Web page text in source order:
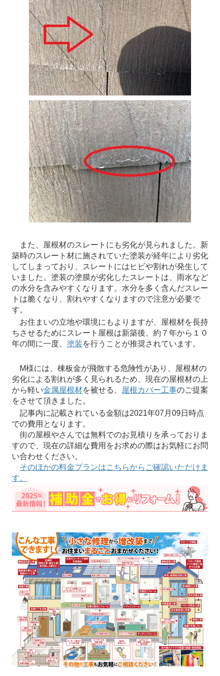
また、屋根材のスレートにも劣化が見られました。新
築時のスレート材に施されていた塗装が経年により劣化
してしまっており、スレートにはヒビや割れが発生して
いました。塗装の塗膜が劣化したスレートは、雨水など
の水分を含みやすくなります。水分を多く含んだスレー
トは脆くなり、割れやすくなりますので注意が必要で
す。
お住まいの立地や環境にもよりますが、屋根材を長持
ちさせるためにスレート屋根は新築後、約７年から１０
年の間に一度、 塗装を行うことが推奨されています。
M様には、棟板金が飛散する危険性があり、屋根材の
劣化による割れが多く見られるため、現在の屋根材の上
から軽い金属屋根材を被せる、 屋根カバー工事のご提案
をさせて頂きました。
記事内に記載されている金額は2021年07月09日時点
での費用となります。
街の屋根やさんでは無料でのお見積りを承っておりま
すので、現在の詳細な費用をお求めの際はお気軽にお問
い合わせください。
そのほかの料金プランはこちらからご確認いただけま
す。